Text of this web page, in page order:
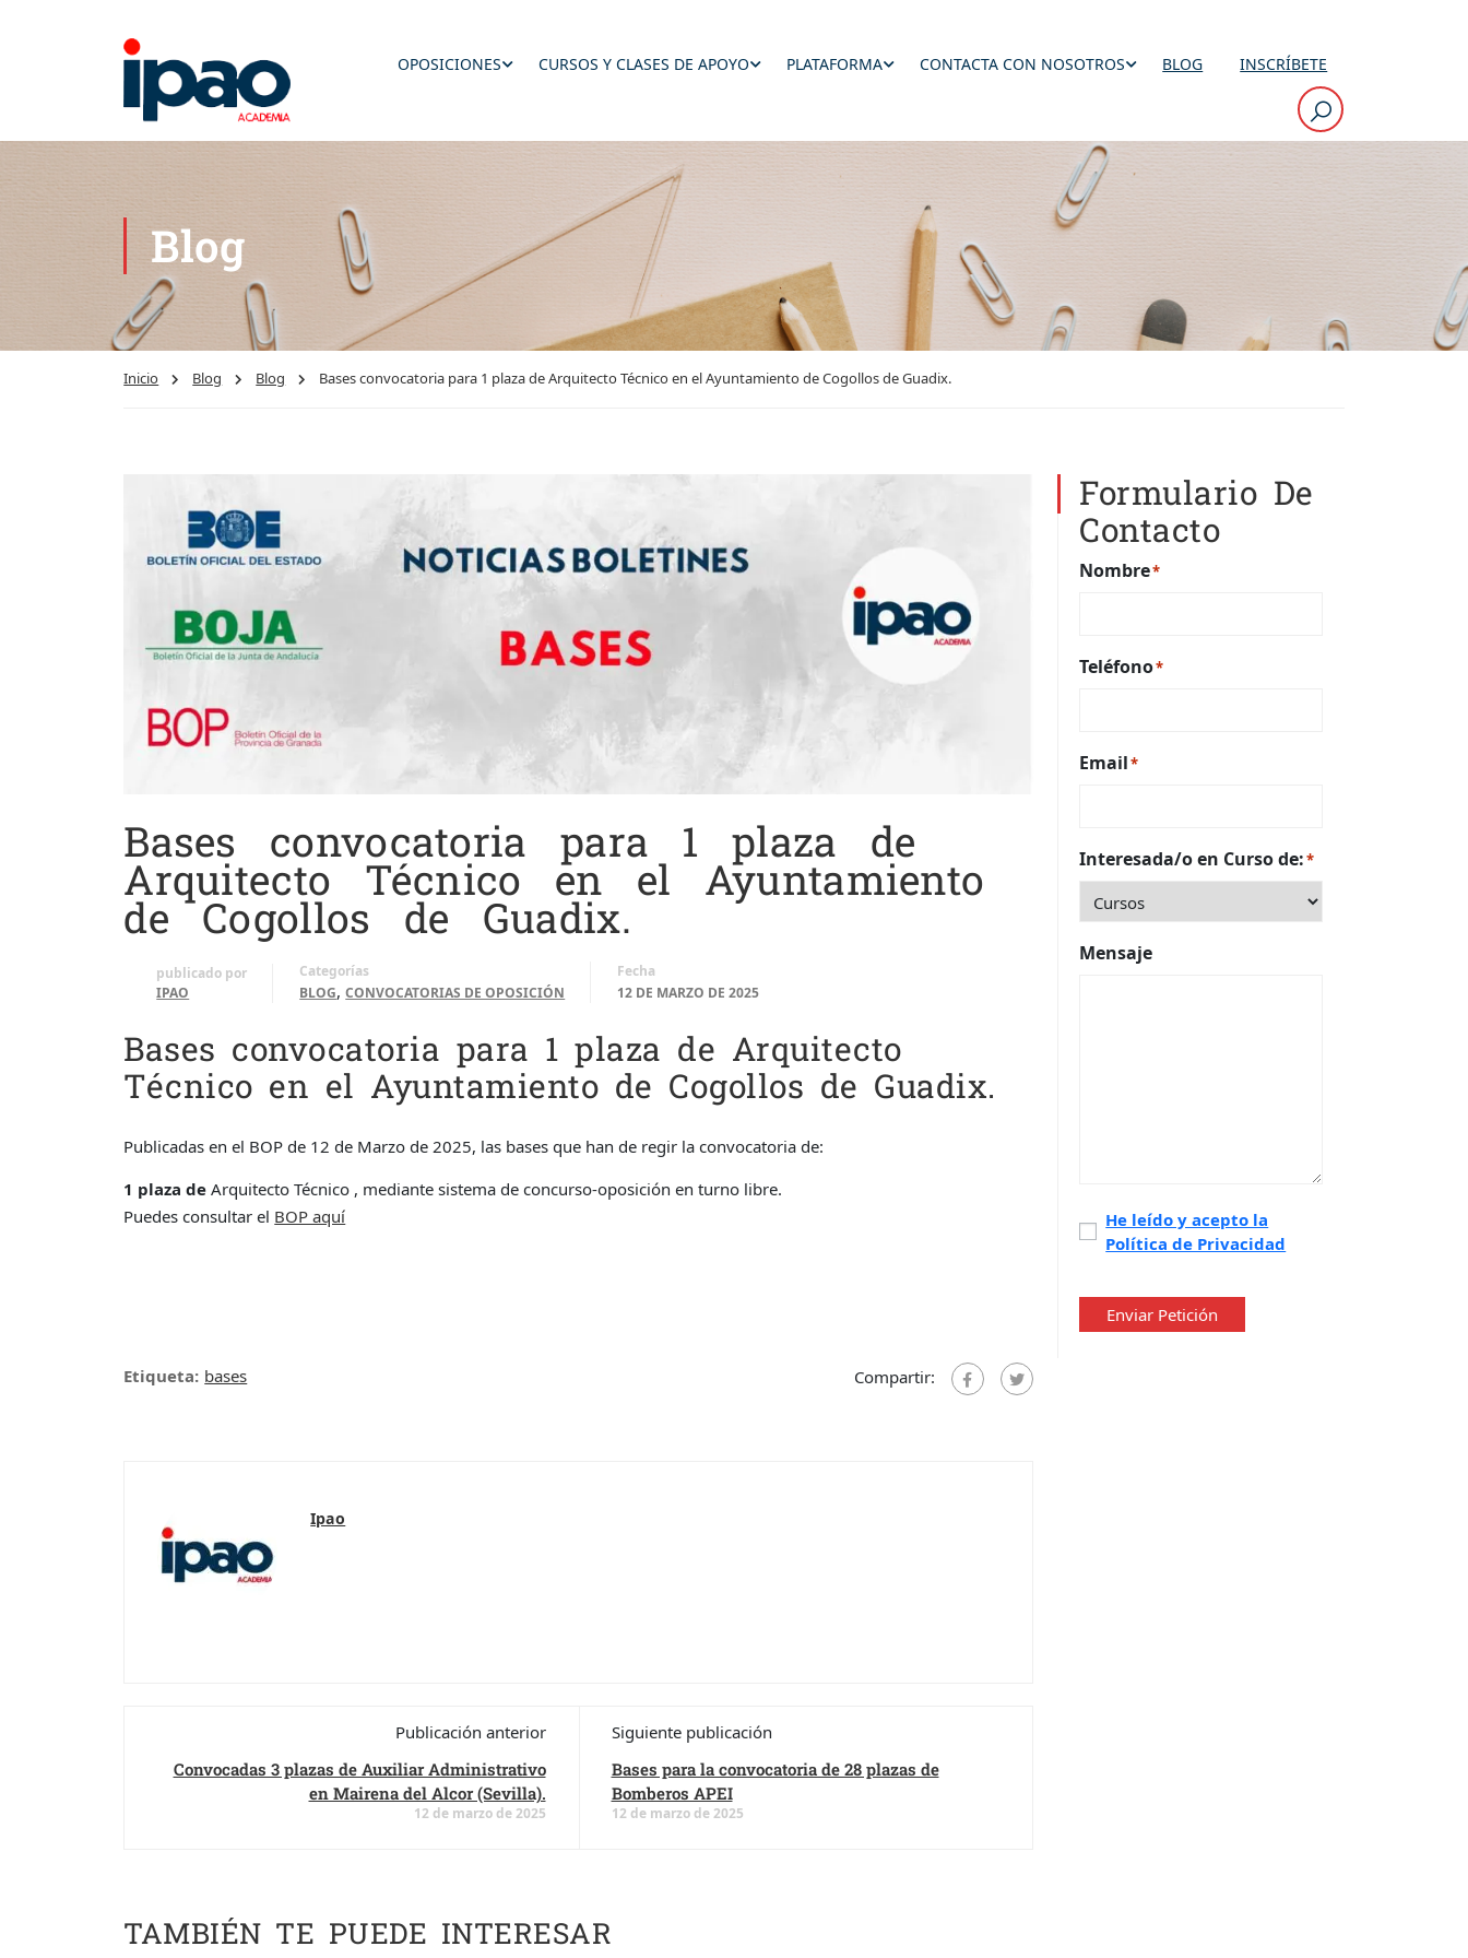
OPOSICIONES CURSOS Y CLASES DE APOYO PLATAFORMA CONTACTA CON NOSOTROS BLOG INSCRÍBETE
Blog
Inicio Blog Blog Bases convocatoria para 1 plaza de Arquitecto Técnico en el Ayuntamiento de Cogollos de Guadix.
Bases convocatoria para 1 plaza de
Arquitecto Técnico en el Ayuntamiento
de Cogollos de Guadix.
publicado por
IPAO
Categorías
BLOG,CONVOCATORIAS DE OPOSICIÓN
Fecha
12 DE MARZO DE 2025
Bases convocatoria para 1 plaza de Arquitecto
Técnico en el Ayuntamiento de Cogollos de Guadix.
Publicadas en el BOP de 12 de Marzo de 2025, las bases que han de regir la convocatoria de:
1 plaza deArquitecto Técnico , mediante sistema de concurso-oposición en turno libre.
Puedes consultar el BOP aquí
Etiqueta: bases Compartir:
Ipao
Publicación anterior
Convocadas 3 plazas de Auxiliar Administrativo
en Mairena del Alcor (Sevilla).
12 de marzo de 2025
Siguiente publicación
Bases para la convocatoria de 28 plazas de
Bomberos APEI
12 de marzo de 2025
TAMBIÉN TE PUEDE INTERESAR
Formulario De
Contacto
Nombre*
Teléfono*
Email*
Interesada/o en Curso de:*
Mensaje
Política
de
He leído y acepto la
Política de Privacidad
Enviar Petición